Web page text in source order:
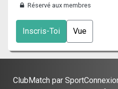
Réservé aux membres
Inscris-Toi Vue
ClubMatch par